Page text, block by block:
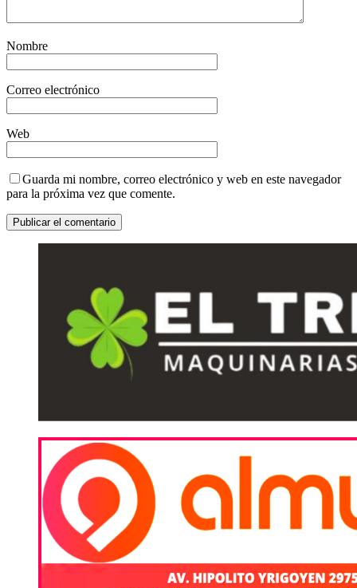
Nombre
Correo electrónico
Web
Guarda mi nombre, correo electrónico y web en este navegador
para la próxima vez que comente.